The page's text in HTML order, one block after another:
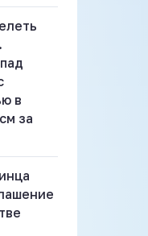
в
за